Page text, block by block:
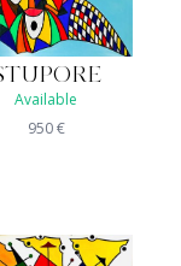
Available
950€